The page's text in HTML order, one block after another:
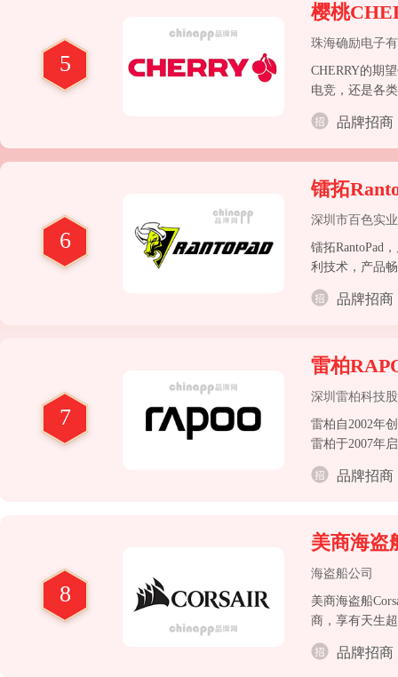
5
樱桃
珠海确励电子
CHERRY的期
电竞，还是各
CHERRY最主
品牌招商
6
镭拓
深圳市百色实
镭拓RantoPad
利技术，产品
品牌招商
7
雷柏
深圳雷柏科技
雷柏自2002年
雷柏于2007年
经营理念，以
优异的产品品
品牌招商
8
美商海盗
海盗船公司
美商海盗船
商，享有天生
品牌招商